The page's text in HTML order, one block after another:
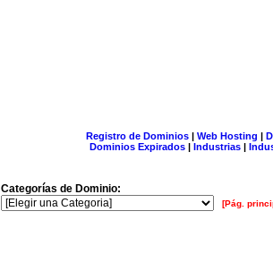
Registro de Dominios| Web Hosting |
Dominios Expirados | Industrias |
Categorías de Dominio:
[Pág.